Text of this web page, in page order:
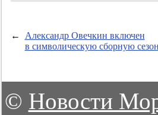
←
Александр Овечкин включен
в символическую сборную
© Новости